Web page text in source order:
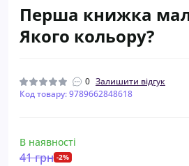
Перша книжка
Якого кольору?
0 Залишити відгук
Код товару: 9789662848618
В наявності
41 грн -2%